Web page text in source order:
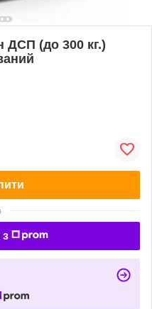
ДСП (до 300 кг.)
з